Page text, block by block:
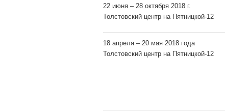
22 июня – 28 октября 2018 г.
Толстовский центр на Пятницкой-12
18 апреля – 20 мая 2018 года
Толстовский центр на Пятницкой-12